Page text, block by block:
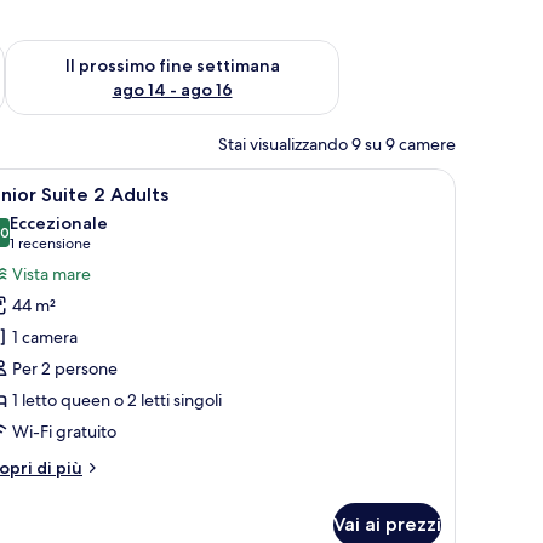
ago 7 - ago 9
Il prossimo fine settimana
ago 14 - ago 16
Verifica la disponibilità per il prossimo fine settimana, ago 14
Stai visualizzando 9 su 9 camere
vista sul mare.
una cassaforte in camera Una camera d'hotel con pavimento in
7 Suite 2 Adults
su 10
Eccezionale
1 recensione
(1
recensione)
Vista mare
44 m²
1 camera
Per 2 persone
1 letto queen o 2 letti singoli
Wi-Fi gratuito
di più
Vai ai prezzi